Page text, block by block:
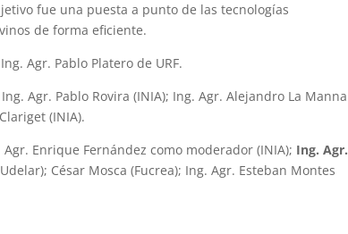
fue una puesta a punto de las tecnologías
de forma eficiente.
Agr. Pablo Platero de URF.
Agr. Pablo Rovira (INIA); Ing. Agr. Alejandro La Manna
(INIA).
Enrique Fernández como moderador (INIA); Ing. Agr.
César Mosca (Fucrea); Ing. Agr. Esteban Montes